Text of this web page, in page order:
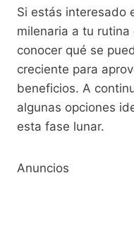
Si estás interesado
milenaria a tu
conocer qué se
creciente para
beneficios. A
algunas opciones
esta fase lunar.
Anuncios